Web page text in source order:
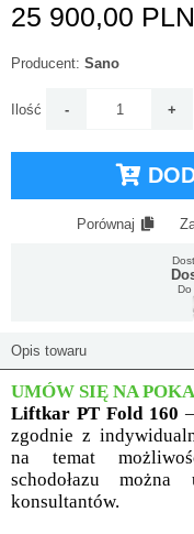
25 900,00
Producent: Sano
Ilość
Porównaj
Do
Opis towaru
UMÓW SIĘ NA
Liftkar PT Fold 160
zgodnie z
na temat
schodołazu
konsultantów.